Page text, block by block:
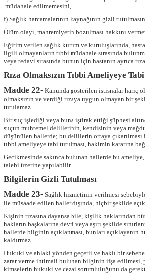
müdahale edilmemesini,
f) Sağlık harcamalarının kaynağının gizli
Ölüm olayı, mahremiyetin bozulması hakkını
Eğitim verilen sağlık kurum ve kuruluşlarında,
ilgili olmayanların tıbbi müdahale sırasında
veya tedavi sırasında bunun için hastanın ayrıca
Rıza Olmaksızın Tıbbi Ameliyeye
Madde 22- Kanunda gösterilen istisnalar hariç
olmaksızın ve verdiği rızaya uygun olmayan bir
tutulamaz.
Bir suç işlediği veya buna iştirak ettiği şüphesi
suçun muhtemel delillerinin, kendisinin veya
düşünülen hallerde; bu delillerin ortaya çıkarılması
tıbbi ameliyeye tabi tutulması, hakimin kararına
Gecikmesinde sakınca bulunan hallerde bu ameliye,
talebi üzerine yapılabilir.
Bilgilerin Gizli Tutulması
Madde 23- Sağlık hizmetinin verilmesi
ile müsaade edilen haller dışında, hiçbir şekilde
Kişinin rızasına dayansa bile, kişilik haklarından
hakların başkalarına devri veya aşırı şekilde
hallerde bilginin açıklanması, bunları açıklayanın
kaldırmaz.
Hukuki ve ahlaki yönden geçerli ve haklı bir sebebe
zarar verme ihtimali bulunan bilginin ifşa edilmesi,
kimselerin hukuki ve cezai sorumluluğunu da